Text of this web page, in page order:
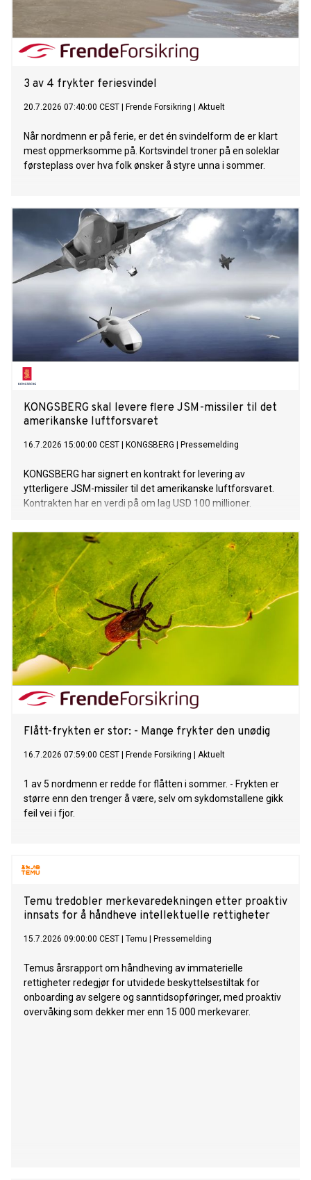
3 av 4 frykter feriesvindel
20.7.2026 07:40:00 CEST Frende Forsikring Aktuelt
Når nordmenn er på ferie, er det én svindelform de er klart
mest oppmerksomme på. Kortsvindel troner på en soleklar
førsteplass over hva folk ønsker å styre unna i sommer.
KONGSBERG skal levere flere JSM-missiler til det
amerikanske luftforsvaret
16.7.2026 15:00:00 CEST KONGSBERG Pressemelding
KONGSBERG har signert en kontrakt for levering av
ytterligere JSM-missiler til det amerikanske luftforsvaret.
Kontrakten har en verdi på om lag USD 100 millioner.
Flått-frykten er stor: - Mange frykter den unødig
16.7.2026 07:59:00 CEST Frende Forsikring Aktuelt
1 av 5 nordmenn er redde for flåtten i sommer. - Frykten er
større enn den trenger å være, selv om sykdomstallene gikk
feil vei i fjor.
Temu tredobler merkevaredekningen etter proaktiv
innsats for å håndheve intellektuelle rettigheter
15.7.2026 09:00:00 CEST Temu Pressemelding
Temus årsrapport om håndheving av immaterielle
rettigheter redegjør for utvidede beskyttelsestiltak for
onboarding av selgere og sanntidsopføringer, med proaktiv
overvåking som dekker mer enn 15 000 merkevarer.